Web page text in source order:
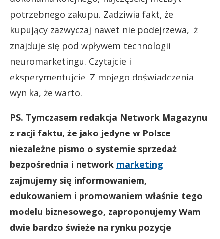
potrzebnego zakupu. Zadziwia fakt, że
kupujący zazwyczaj nawet nie podejrzewa, iż
znajduje się pod wpływem technologii
neuromarketingu. Czytajcie i
eksperymentujcie. Z mojego doświadczenia
wynika, że warto.
PS. Tymczasem redakcja Network Magazynu
z racji faktu, że jako jedyne w Polsce
niezależne pismo o systemie sprzedaż
bezpośrednia i network marketing
zajmujemy się informowaniem,
edukowaniem i promowaniem właśnie tego
modelu biznesowego, zaproponujemy Wam
dwie bardzo świeże na rynku pozycje